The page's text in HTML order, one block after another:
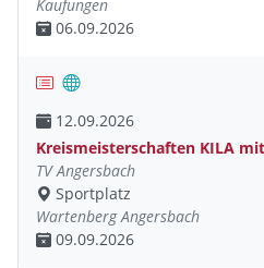
Kaufungen
06.09.2026
12.09.2026
Kreismeisterschaften KILA
TV Angersbach
Sportplatz
Wartenberg Angersbach
09.09.2026